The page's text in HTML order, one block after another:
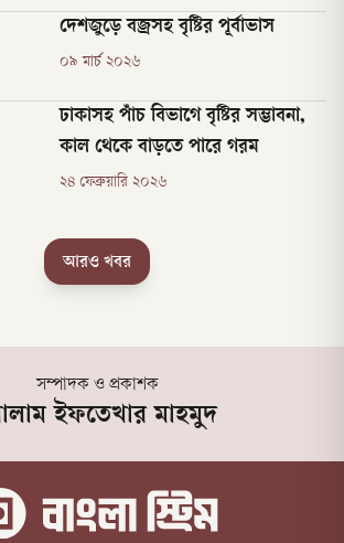
দেশজুড়ে বজ্রসহ বৃষ্টির পূর্বাভাস
০৯ মার্চ ২০২৬
ঢাকাসহ পাঁচ বিভাগে বৃষ্টির সম্ভাবনা,
কাল থেকে বাড়তে পারে গরম
২৪ ফেব্রুয়ারি ২০২৬
আরও খবর
সম্পাদক ও প্রকাশক
ইফতেখার মাহমুদ